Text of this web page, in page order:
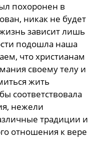
похоронен в
никак не будет
зависит лишь
подошла наша
что христианам
своему телу и
жить
соответствовала
нежели
традиции и
отношения к вере